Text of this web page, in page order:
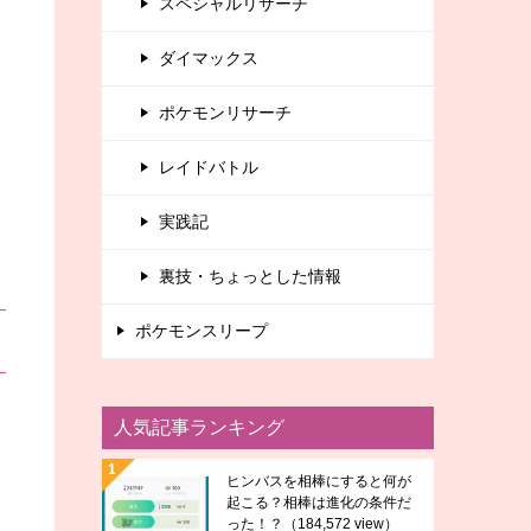
ダイマックス
ポケモンリサーチ
レイドバトル
実践記
裏技・ちょっとした情報
ポケモンスリープ
人気記事ランキング
ヒンバスを相棒にすると何が
起こる？相棒は進化の条件だ
った！？
（184,572 view）